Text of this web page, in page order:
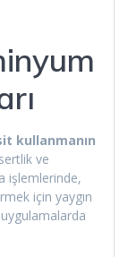
kullanmanın
ve
işlemlerinde,
için yaygın